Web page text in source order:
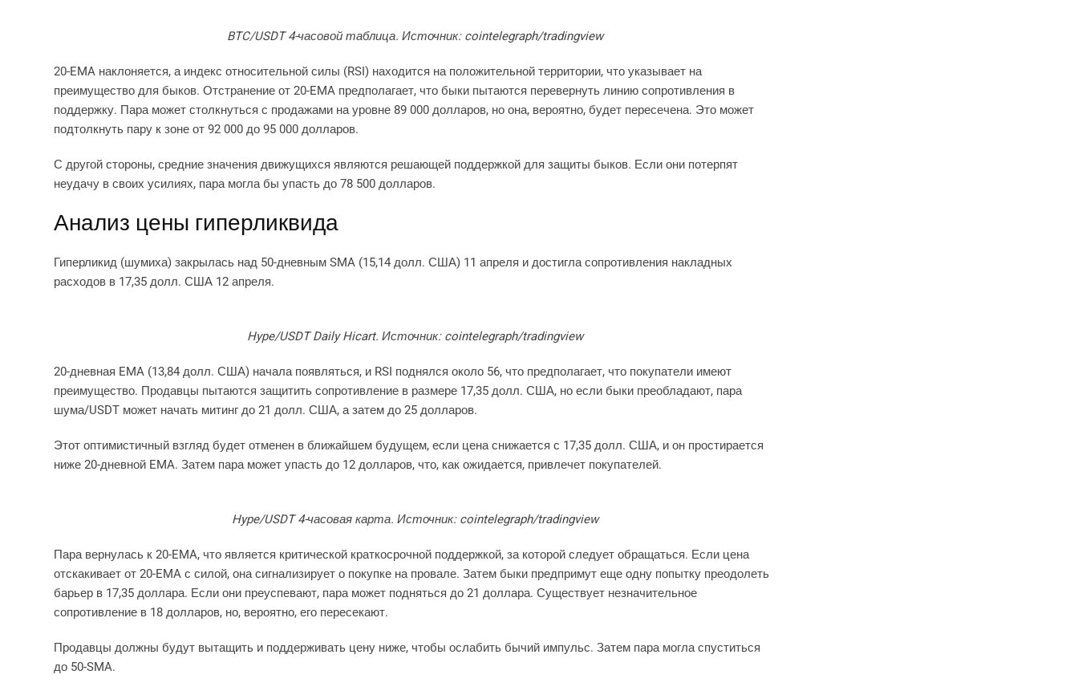
BTC/USDT 4-часовой таблица. Источник: cointelegraph/tradingview
20-EMA наклоняется, а индекс относительной силы (RSI) находится на положительной территории, что указывает на
преимущество для быков. Отстранение от 20-EMA предполагает, что быки пытаются перевернуть линию сопротивления в
поддержку. Пара может столкнуться с продажами на уровне 89 000 долларов, но она, вероятно, будет пересечена. Это может
подтолкнуть пару к зоне от 92 000 до 95 000 долларов.
С другой стороны, средние значения движущихся являются решающей поддержкой для защиты быков. Если они потерпят
неудачу в своих усилиях, пара могла бы упасть до 78 500 долларов.
Анализ цены гиперликвида
Гиперликид (шумиха) закрылась над 50-дневным SMA (15,14 долл. США) 11 апреля и достигла сопротивления накладных
расходов в 17,35 долл. США 12 апреля.
Hype/USDT Daily Hicart. Источник: cointelegraph/tradingview
20-дневная EMA (13,84 долл. США) начала появляться, и RSI поднялся около 56, что предполагает, что покупатели имеют
преимущество. Продавцы пытаются защитить сопротивление в размере 17,35 долл. США, но если быки преобладают, пара
шума/USDT может начать митинг до 21 долл. США, а затем до 25 долларов.
Этот оптимистичный взгляд будет отменен в ближайшем будущем, если цена снижается с 17,35 долл. США, и он простирается
ниже 20-дневной EMA. Затем пара может упасть до 12 долларов, что, как ожидается, привлечет покупателей.
Hype/USDT 4-часовая карта. Источник: cointelegraph/tradingview
Пара вернулась к 20-EMA, что является критической краткосрочной поддержкой, за которой следует обращаться. Если цена
отскакивает от 20-EMA с силой, она сигнализирует о покупке на провале. Затем быки предпримут еще одну попытку преодолеть
барьер в 17,35 доллара. Если они преуспевают, пара может подняться до 21 доллара. Существует незначительное
сопротивление в 18 долларов, но, вероятно, его пересекают.
Продавцы должны будут вытащить и поддерживать цену ниже, чтобы ослабить бычий импульс. Затем пара могла спуститься
до 50-SMA.